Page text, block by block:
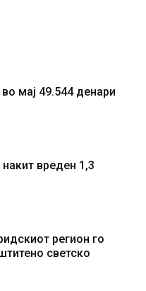
мај 49.544 денари
вреден 1,3
регион го
светско